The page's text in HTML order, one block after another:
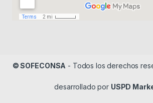
© SOFECONSA - Todos los derechos
desarrollado por USPD